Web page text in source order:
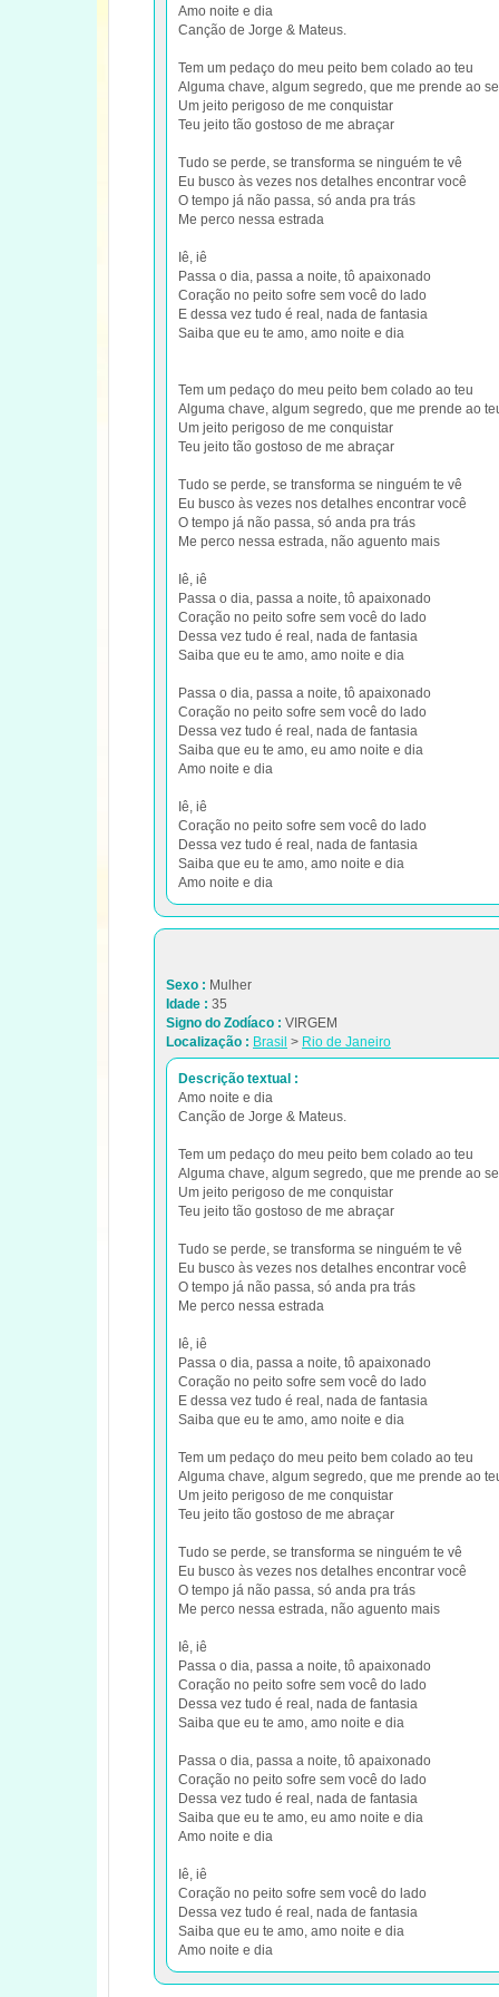
Amo noite e dia
Canção de Jorge & Mateus.
Tem um pedaço do meu peito bem colado ao teu
Alguma chave, algum segredo, que me prende ao
Um jeito perigoso de me conquistar
Teu jeito tão gostoso de me abraçar
Tudo se perde, se transforma se ninguém te vê
Eu busco às vezes nos detalhes encontrar você
O tempo já não passa, só anda pra trás
Me perco nessa estrada
Iê, iê
Passa o dia, passa a noite, tô apaixonado
Coração no peito sofre sem você do lado
E dessa vez tudo é real, nada de fantasia
Saiba que eu te amo, amo noite e dia
Tem um pedaço do meu peito bem colado ao teu
Alguma chave, algum segredo, que me prende ao
Um jeito perigoso de me conquistar
Teu jeito tão gostoso de me abraçar
Tudo se perde, se transforma se ninguém te vê
Eu busco às vezes nos detalhes encontrar você
O tempo já não passa, só anda pra trás
Me perco nessa estrada, não aguento mais
Iê, iê
Passa o dia, passa a noite, tô apaixonado
Coração no peito sofre sem você do lado
Dessa vez tudo é real, nada de fantasia
Saiba que eu te amo, amo noite e dia
Passa o dia, passa a noite, tô apaixonado
Coração no peito sofre sem você do lado
Dessa vez tudo é real, nada de fantasia
Saiba que eu te amo, eu amo noite e dia
Amo noite e dia
Iê, iê
Coração no peito sofre sem você do lado
Dessa vez tudo é real, nada de fantasia
Saiba que eu te amo, amo noite e dia
Amo noite e dia
Sexo : Mulher
Idade : 35
Signo do Zodíaco : VIRGEM
Localização : Brasil > Rio de Janeiro
Descrição textual :
Amo noite e dia
Canção de Jorge & Mateus.
Tem um pedaço do meu peito bem colado ao teu
Alguma chave, algum segredo, que me prende ao
Um jeito perigoso de me conquistar
Teu jeito tão gostoso de me abraçar
Tudo se perde, se transforma se ninguém te vê
Eu busco às vezes nos detalhes encontrar você
O tempo já não passa, só anda pra trás
Me perco nessa estrada
Iê, iê
Passa o dia, passa a noite, tô apaixonado
Coração no peito sofre sem você do lado
E dessa vez tudo é real, nada de fantasia
Saiba que eu te amo, amo noite e dia
Tem um pedaço do meu peito bem colado ao teu
Alguma chave, algum segredo, que me prende ao
Um jeito perigoso de me conquistar
Teu jeito tão gostoso de me abraçar
Tudo se perde, se transforma se ninguém te vê
Eu busco às vezes nos detalhes encontrar você
O tempo já não passa, só anda pra trás
Me perco nessa estrada, não aguento mais
Iê, iê
Passa o dia, passa a noite, tô apaixonado
Coração no peito sofre sem você do lado
Dessa vez tudo é real, nada de fantasia
Saiba que eu te amo, amo noite e dia
Passa o dia, passa a noite, tô apaixonado
Coração no peito sofre sem você do lado
Dessa vez tudo é real, nada de fantasia
Saiba que eu te amo, eu amo noite e dia
Amo noite e dia
Iê, iê
Coração no peito sofre sem você do lado
Dessa vez tudo é real, nada de fantasia
Saiba que eu te amo, amo noite e dia
Amo noite e dia